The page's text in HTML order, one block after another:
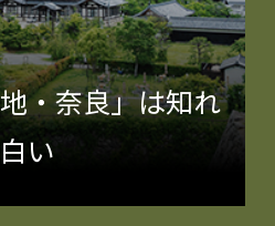
・奈良」は知れ
い